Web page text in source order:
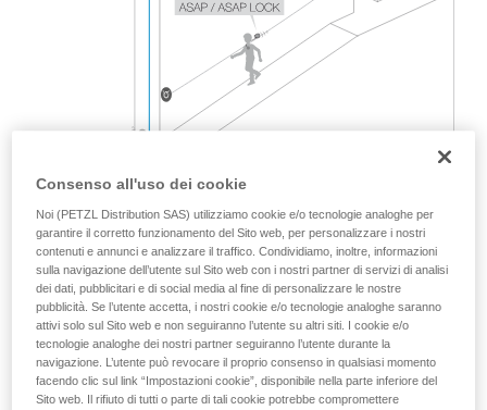
attività. Ne possono esistere altre che non
vengono qui descritte.
La norma EN 12841, che disciplina l’utilizzo di due funi da
parte dei cordisti, non copre questa situazione.
Consenso all'uso dei cookie
Noi (PETZL Distribution SAS) utilizziamo cookie e/o tecnologie analoghe per
garantire il corretto funzionamento del Sito web, per personalizzare i nostri
contenuti e annunci e analizzare il traffico. Condividiamo, inoltre, informazioni
sulla navigazione dell’utente sul Sito web con i nostri partner di servizi di analisi
dei dati, pubblicitari e di social media al fine di personalizzare le nostre
pubblicità. Se l’utente accetta, i nostri cookie e/o tecnologie analoghe saranno
attivi solo sul Sito web e non seguiranno l’utente su altri siti. I cookie e/o
tecnologie analoghe dei nostri partner seguiranno l’utente durante la
navigazione. L’utente può revocare il proprio consenso in qualsiasi momento
facendo clic sul link “Impostazioni cookie”, disponibile nella parte inferiore del
Sito web. Il rifiuto di tutti o parte di tali cookie potrebbe compromettere